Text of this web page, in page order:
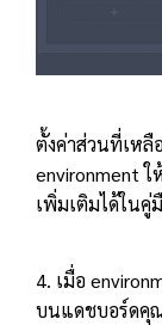
ตั้งค่าส่วนที่เหลื
environment ใ
เพิ่มเติมได้ในคู่
4. เมื่อ
บนแดชบอร์ดคุณ